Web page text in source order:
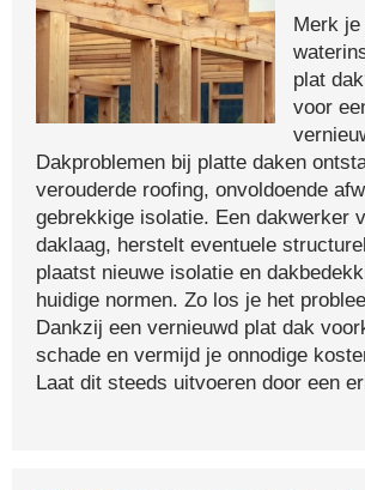
Merk
plat
voor
Dakproblemen bij platte daken
verouderde roofing, onvoldoende
gebrekkige isolatie. Een dakwerker
daklaag, herstelt eventuele
plaatst nieuwe isolatie en
huidige normen. Zo los je het
Dankzij een vernieuwd plat dak
schade en vermijd je onnodige
Laat dit steeds uitvoeren door een